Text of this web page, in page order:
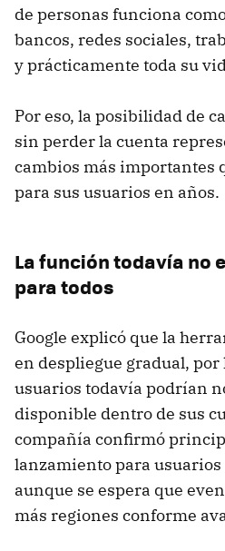
de personas funciona
bancos, redes sociales,
y prácticamente toda su
Por eso, la posibilidad de
sin perder la cuenta
cambios más importantes
para sus usuarios en años.
La función todavía no
para todos
Google explicó que la
en despliegue gradual, por
usuarios todavía podrían
disponible dentro de sus
compañía confirmó
lanzamiento para usuarios
aunque se espera que
más regiones conforme